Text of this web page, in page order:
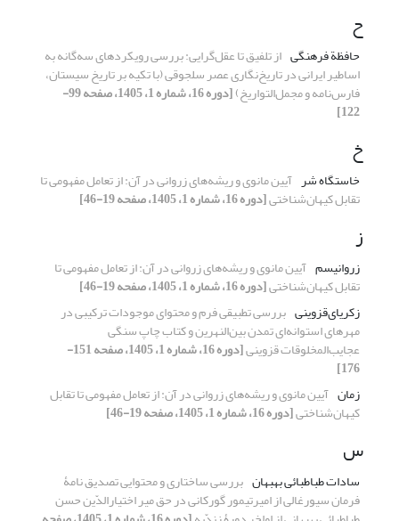
ح
حافظة فرهنگی از تلفیق تا عقل‌گرایی: بررسی رویکردهای سه‌گانه به
اساطیر ایرانی در تاریخ‌نگاری عصر سلجوقی (با تکیه بر تاریخ سیستان،
فارس‌نامه و مجمل‌التواریخ) [دوره 16، شماره 1، 1405، صفحه 99-
122]
خ
خاستگاه شر آیین مانوی و ریشه‌های زروانی در آن: از تعامل مفهومی تا
تقابل کیهان‌شناختی[دوره 16، شماره 1، 1405، صفحه 19-46]
ز
زروانیسم آیین مانوی و ریشه‌های زروانی در آن: از تعامل مفهومی تا
تقابل کیهان‌شناختی[دوره 16، شماره 1، 1405، صفحه 19-46]
زکریای‌قزوینی بررسی تطبیقی فرم و محتوای موجودات ترکیبی در
مهرهای استوانه‌ای تمدن بین‌النهرین و کتاب چاپ سنگی
عجایب‌المخلوقات قزوینی [دوره 16، شماره 1، 1405، صفحه 151-
176]
زمان آیین مانوی و ریشه‌های زروانی در آن: از تعامل مفهومی تا تقابل
کیهان‌شناختی[دوره 16، شماره 1، 1405، صفحه 19-46]
س
سادات طباطبائی بهبهان بررسی ساختاری و محتوایی تصدیق نامۀ
فرمان سیورغالی از امیرتیمور گورکانی در حق میر اختیارالدّین حسن